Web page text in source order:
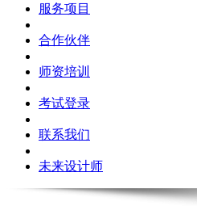
服务项目
合作伙伴
师资培训
考试登录
联系我们
未来设计师